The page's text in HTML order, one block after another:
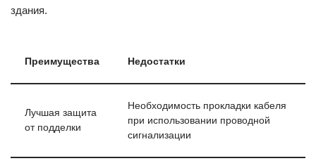
здания.
Преимущества Недостатки
Лучшая защита
от подделки
Необходимость прокладки кабеля
при использовании проводной
сигнализации